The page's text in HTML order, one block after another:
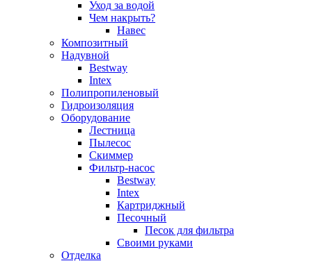
Уход за водой
Чем накрыть?
Навес
Композитный
Надувной
Bestway
Intex
Полипропиленовый
Гидроизоляция
Оборудование
Лестница
Пылесос
Скиммер
Фильтр-насос
Bestway
Intex
Картриджный
Песочный
Песок для фильтра
Своими руками
Отделка